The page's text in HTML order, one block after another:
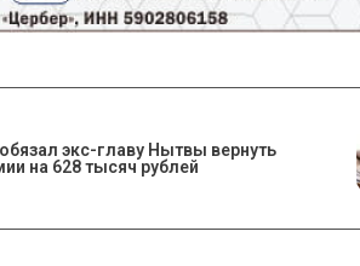
экс-главу Нытвы вернуть
на 628 тысяч рублей